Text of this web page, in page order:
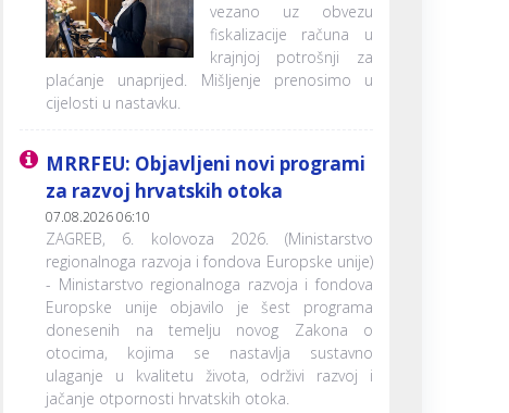
vezano uz obvezu
fiskalizacije računa u
krajnjoj potrošnji za
plaćanje unaprijed. Mišljenje prenosimo u
cijelosti u nastavku.
MRRFEU: Objavljeni novi programi
za razvoj hrvatskih otoka
07.08.2026 06:10
ZAGREB, 6. kolovoza 2026. (Ministarstvo
regionalnoga razvoja i fondova Europske unije)
- Ministarstvo regionalnoga razvoja i fondova
Europske unije objavilo je šest programa
donesenih na temelju novog Zakona o
otocima, kojima se nastavlja sustavno
ulaganje u kvalitetu života, održivi razvoj i
jačanje otpornosti hrvatskih otoka.